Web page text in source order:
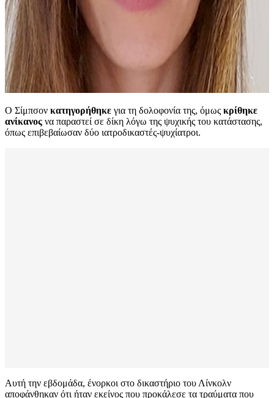
Ο Σίμπσον κατηγορήθηκε για τη δολοφονία της, όμως κρίθηκε
ανίκανος να παραστεί σε δίκη λόγω της ψυχικής του κατάστασης,
όπως επιβεβαίωσαν δύο ιατροδικαστές-ψυχίατροι.
Αυτή την εβδομάδα, ένορκοι στο δικαστήριο του Λίνκολν
αποφάνθηκαν ότι ήταν εκείνος που προκάλεσε τα τραύματα που